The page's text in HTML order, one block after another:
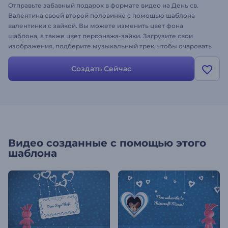
Отправьте забавный подарок в формате видео на День св.
Валентина своей второй половинке с помощью шаблона
валентинки с зайкой. Вы можете изменить цвет фона
шаблона, а также цвет персонажа-зайки. Загрузите свои
изображения, подберите музыкальный трек, чтобы очаровать
любимого человека. Создайте свое видео!
Создать Сейчас
Видео созданные с помощью этого
шаблона